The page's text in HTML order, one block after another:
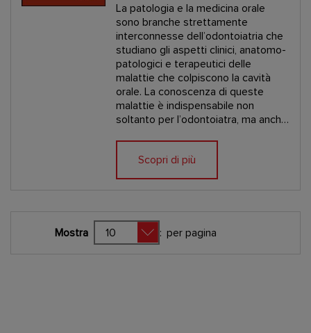
La patologia e la medicina orale
sono branche strettamente
interconnesse dell’odontoiatria che
studiano gli aspetti clinici, anatomo-
patologici e terapeutici delle
malattie che colpiscono la cavità
orale. La conoscenza di queste
malattie è indispensabile non
soltanto per l’odontoiatra, ma anch…
Scopri di più
Mostra : per pagina